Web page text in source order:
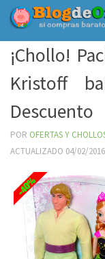
Debajo del
¡Chollo!
Kristoff
Descuento
POR OFERTAS Y
ACTUALIZADO 04/02/2016